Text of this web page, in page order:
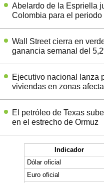
Abelardo de la Espriella
Colombia para el
Wall Street cierra en
ganancia semanal del
Ejecutivo nacional lanza
viviendas en zonas
El petróleo de Texas
en el estrecho de Ormuz
Indicador
Dólar oficial
Euro oficial